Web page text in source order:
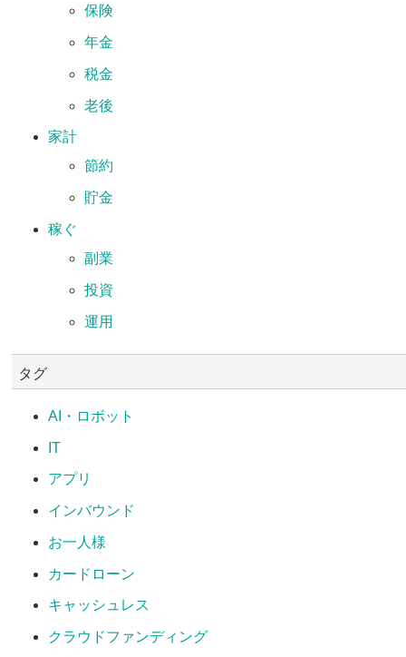
保険
年金
税金
老後
家計
節約
貯金
稼ぐ
副業
投資
運用
タグ
AI・ロボット
IT
アプリ
インバウンド
お一人様
カードローン
キャッシュレス
クラウドファンディング